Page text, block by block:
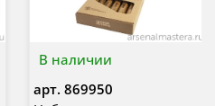
В наличии
арт. 869950